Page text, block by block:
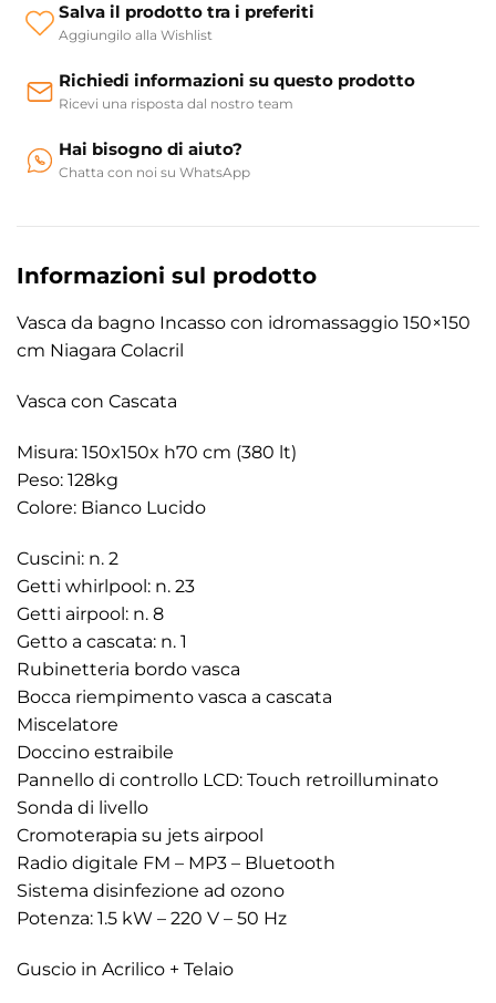
Salva il prodotto tra i preferiti
Aggiungilo alla Wishlist
Richiedi informazioni su questo prodotto
Ricevi una risposta dal nostro team
Hai bisogno di aiuto?
Chatta con noi su WhatsApp
Informazioni sul prodotto
Vasca da bagno Incasso con idromassaggio 150×150
cm Niagara Colacril
Vasca con Cascata
Misura: 150x150x h70 cm (380 lt)
Peso: 128kg
Colore: Bianco Lucido
Cuscini: n. 2
Getti whirlpool: n. 23
Getti airpool: n. 8
Getto a cascata: n. 1
Rubinetteria bordo vasca
Bocca riempimento vasca a cascata
Miscelatore
Doccino estraibile
Pannello di controllo LCD: Touch retroilluminato
Sonda di livello
Cromoterapia su jets airpool
Radio digitale FM – MP3 – Bluetooth
Sistema disinfezione ad ozono
Potenza: 1.5 kW – 220 V – 50 Hz
Guscio in Acrilico + Telaio